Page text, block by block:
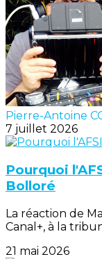
Pierre-Antoine
7 juillet 2026
Pourquoi
Bolloré
La réaction de
Canal+, à la
21 mai 2026